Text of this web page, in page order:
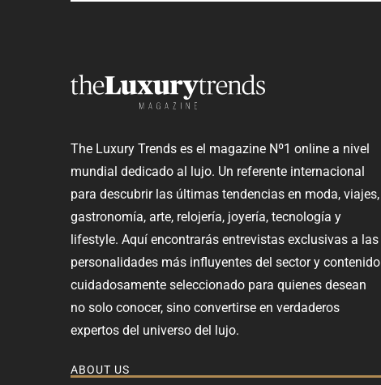
The Luxury Trends es el magazine Nº1 online a nivel
mundial dedicado al lujo. Un referente internacional
para descubrir las últimas tendencias en moda, viajes,
gastronomía, arte, relojería, joyería, tecnología y
lifestyle. Aquí encontrarás entrevistas exclusivas a las
personalidades más influyentes del sector y contenido
cuidadosamente seleccionado para quienes desean
no solo conocer, sino convertirse en verdaderos
expertos del universo del lujo.
ABOUT US